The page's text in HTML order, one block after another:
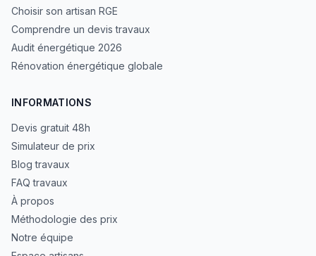
Choisir son artisan RGE
Comprendre un devis travaux
Audit énergétique 2026
Rénovation énergétique globale
INFORMATIONS
Devis gratuit 48h
Simulateur de prix
Blog travaux
FAQ travaux
À propos
Méthodologie des prix
Notre équipe